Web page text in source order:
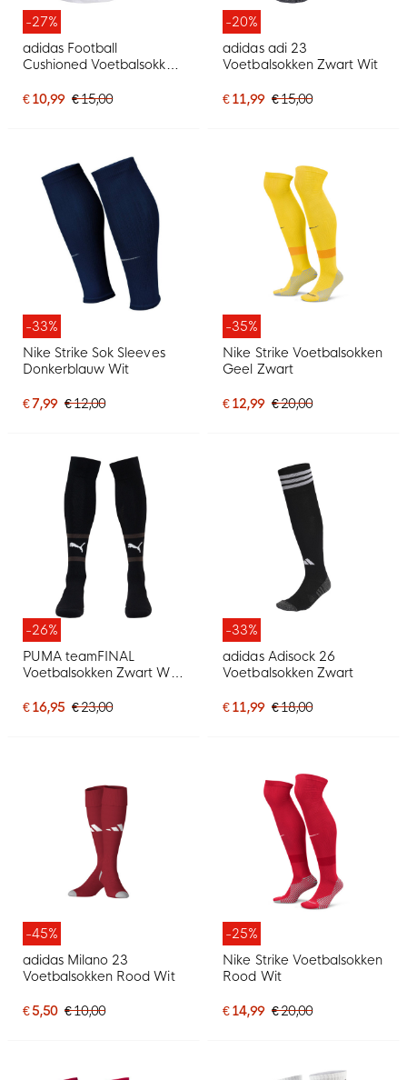
-27%
adidas Football
Cushioned Voetbalsokken
€ 10,99 € 15,00
-20%
adidas adi 23
Voetbalsokken Zwart Wit
€ 11,99 € 15,00
-33%
Nike Strike Sok Sleeves
Donkerblauw Wit
€ 7,99 € 12,00
-35%
Nike Strike Voetbalsokken
Geel Zwart
€ 12,99 € 20,00
-26%
PUMA teamFINAL
Voetbalsokken Zwart Wit
€ 16,95 € 23,00
-33%
adidas Adisock 26
Voetbalsokken Zwart
€ 11,99 € 18,00
-45%
adidas Milano 23
Voetbalsokken Rood Wit
€ 5,50 € 10,00
-25%
Nike Strike Voetbalsokken
Rood Wit
€ 14,99 € 20,00